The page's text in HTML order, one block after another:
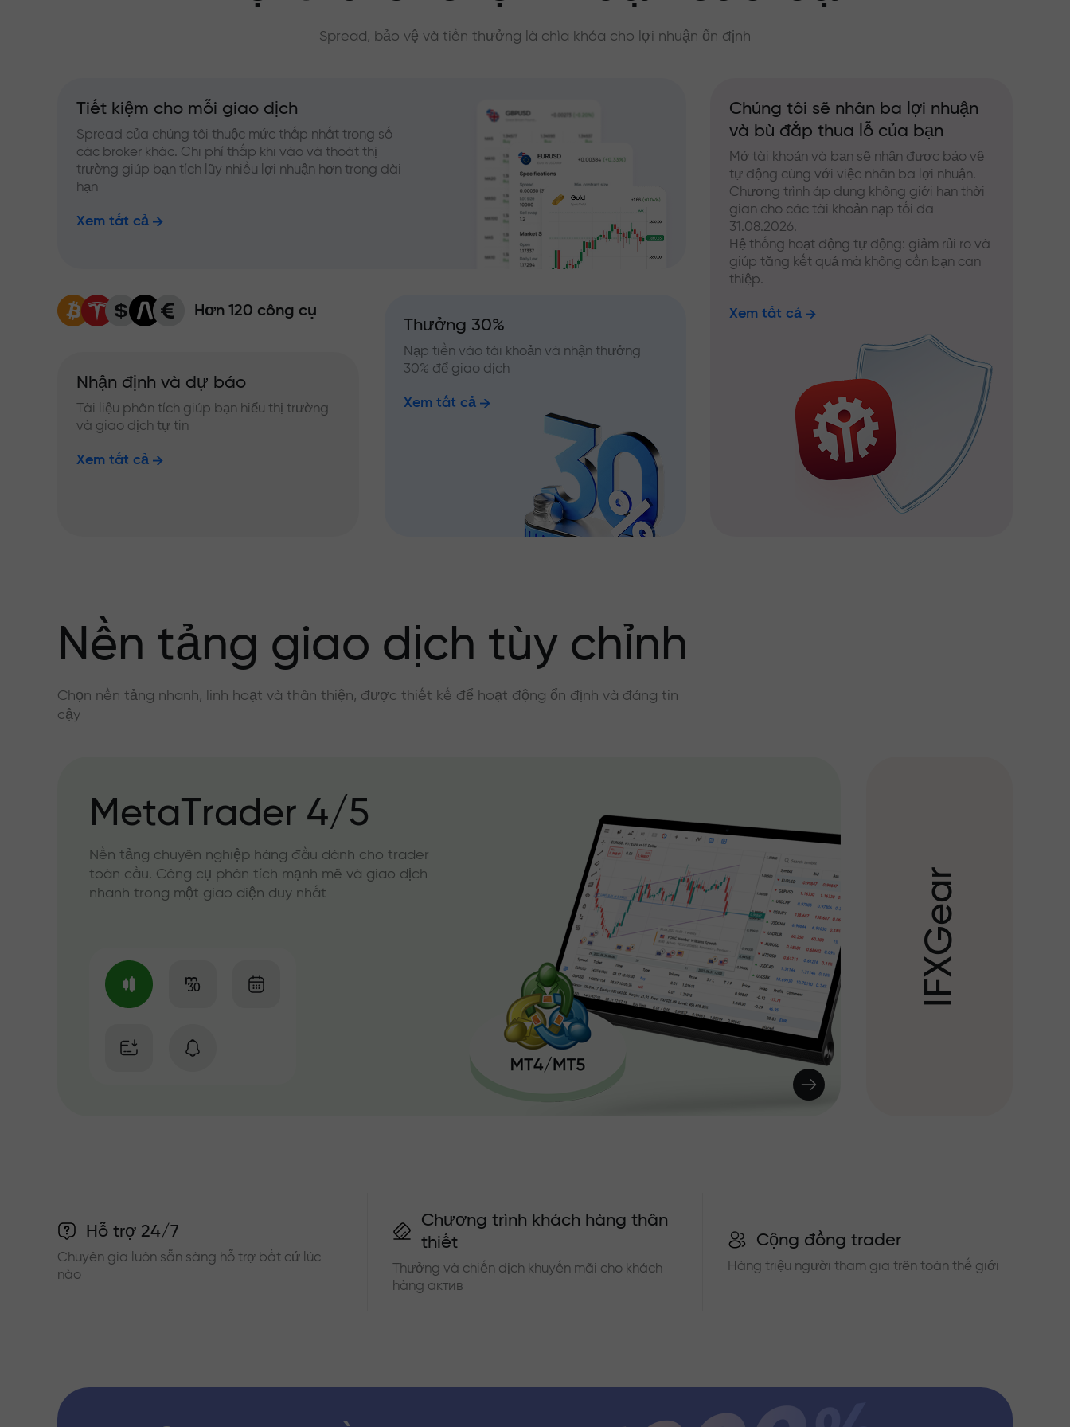
Spread, bảo vệ và tiền thưởng là chìa khóa cho lợi nhuận ổn định
Tiết kiệm cho mỗi giao dịch
Spread của chúng tôi thuộc mức thấp nhất trong số
các broker khác. Chi phí thấp khi vào và thoát thị
trường giúp bạn tích lũy nhiều lợi nhuận hơn trong dài
hạn
Xem tất cả
Hơn 120 công cụ
Nhận định và dự báo
Tài liệu phân tích giúp bạn hiểu thị trường
và giao dịch tự tin
Xem tất cả
Thưởng 30%
Nạp tiền vào tài khoản và nhận thưởng
30% để giao dịch
Xem tất cả
Chúng tôi sẽ nhân ba lợi nhuận
và bù đắp thua lỗ của bạn
Mở tài khoản và bạn sẽ nhận được bảo vệ
tự động cùng với việc nhân ba lợi nhuận.
Chương trình áp dụng không giới hạn thời
gian cho các tài khoản nạp tối đa
31.08.2026.
Hệ thống hoạt động tự động: giảm rủi ro và
giúp tăng kết quả mà không cần bạn can
thiệp.
Xem tất cả
Nền tảng giao dịch tùy chỉnh
Chọn nền tảng nhanh, linh hoạt và thân thiện, được thiết kế để hoạt động ổn định và đáng tin
cậy
MetaTrader 4/5
Nền tảng chuyên nghiệp hàng đầu dành cho trader
toàn cầu. Công cụ phân tích mạnh mẽ và giao dịch
nhanh trong một giao diện duy nhất
I
F
X
G
e
a
r
Hỗ trợ 24/7
Chuyên gia luôn sẵn sàng hỗ trợ bất cứ lúc
nào
Chương trình khách hàng thân
thiết
Thưởng và chiến dịch khuyến mãi cho khách
hàng актив
Cộng đồng trader
Hàng triệu người tham gia trên toàn thế giới